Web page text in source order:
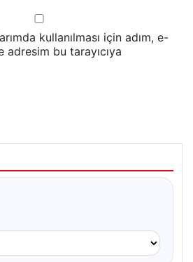
kullanılması için adım, e-
bu tarayıcıya